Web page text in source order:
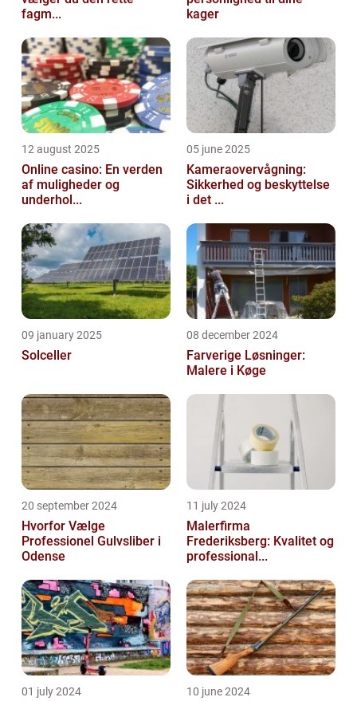
fagm...
kager
12 august 2025
Online casino: En verden
af muligheder og
underhol...
05 june 2025
Kameraovervågning:
Sikkerhed og beskyttelse
i det ...
09 january 2025
Solceller
08 december 2024
Farverige Løsninger:
Malere i Køge
20 september 2024
Hvorfor Vælge
Professionel Gulvsliber i
Odense
11 july 2024
Malerfirma
Frederiksberg: Kvalitet og
professional...
01 july 2024 10 june 2024